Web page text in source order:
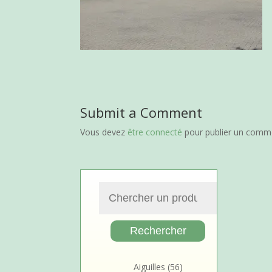
Submit a Comment
Vous devez être connecté pour publier un
Aiguilles (56)